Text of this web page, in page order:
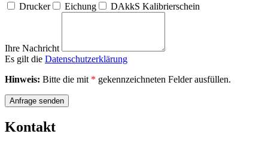
Drucker
Eichung DAkkS Kalibrierschein
Ihre Nachricht
Es gilt die Datenschutzerklärung
Hinweis: Bitte die mit * gekennzeichneten Felder ausfüllen.
Anfrage senden
Kontakt